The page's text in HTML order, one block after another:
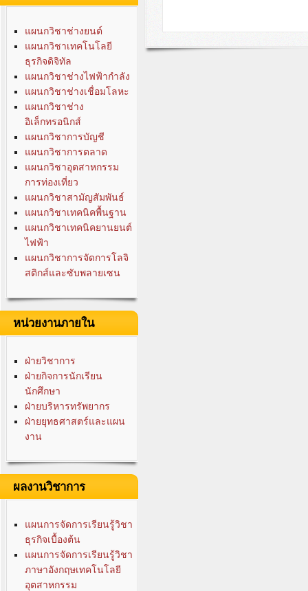
แผนกวิชาช่างยนต์
แผนกวิชาเทคโนโลยี
ธุรกิจดิจิทัล
แผนกวิชาช่างไฟฟ้ากำลัง
แผนกวิชาช่างเชื่อมโลหะ
แผนกวิชาช่าง
อิเล็กทรอนิกส์
แผนกวิชาการบัญชี
แผนกวิชาการตลาด
แผนกวิชาอุตสาหกรรม
การท่องเที่ยว
แผนกวิชาสามัญสัมพันธ์
แผนกวิชาเทคนิคพื้นฐาน
แผนกวิชาเทคนิคยานยนต์
ไฟฟ้า
แผนกวิชาการจัดการโลจิ
สติกส์และซับพลายเซน
หน่วยงานภายใน
ฝ่ายวิชาการ
ฝ่ายกิจการนักเรียน
นักศึกษา
ฝ่ายบริหารทรัพยากร
ฝ่ายยุทธศาสตร์และแผน
งาน
ผลงานวิชาการ
แผนการจัดการเรียนรู้วิชา
ธุรกิจเบื้องต้น
แผนการจัดการเรียนรู้วิชา
ภาษาอังกฤษเทคโนโลยี
อุตสาหกรรม